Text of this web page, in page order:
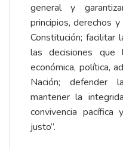
general y
principios, derechos
Constitución; facilitar
las decisiones
económica, política,
Nación; defender
mantener la
convivencia
justo”.